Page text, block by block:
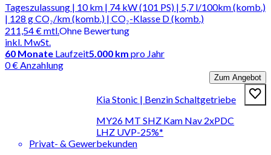
Tageszulassung | 10 km | 74 kW (101 PS) | 5,7 l/100km (komb.)
| 128 g CO₂/km (komb.) | CO₂-Klasse D (komb.)
211,54 €mtl.
inkl. MwSt.
Ohne Bewertung
60 Monate Laufzeit5.000 km pro Jahr
0 € Anzahlung
Zum Angebot
Kia Stonic | Benzin Schaltgetriebe
MY26 MT SHZ Kam Nav 2xPDC
LHZ UVP-25%*
Privat- & Gewerbekunden